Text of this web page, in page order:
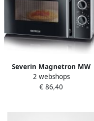
Severin Magnetron MW
7771 met grillfunctie 2-in-1
Magnetron en grill
2 webshops
€ 86,40